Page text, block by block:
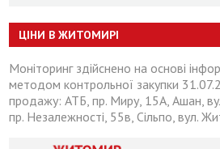
ЦІНИ В ЖИТОМИРІ
Моніторинг здійснено на основі
методом контрольної закупки
продажу: АТБ, пр. Миру, 15А, Ашан,
пр. Незалежності, 55в, Сільпо, вул.